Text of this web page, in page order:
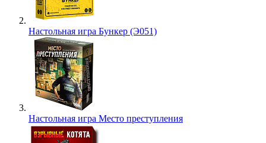
Настольная игра Бункер (Э051)
Настольная игра Место преступления